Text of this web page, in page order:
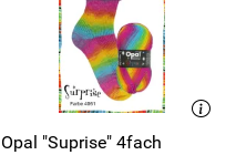
Opal "Suprise" 4fach